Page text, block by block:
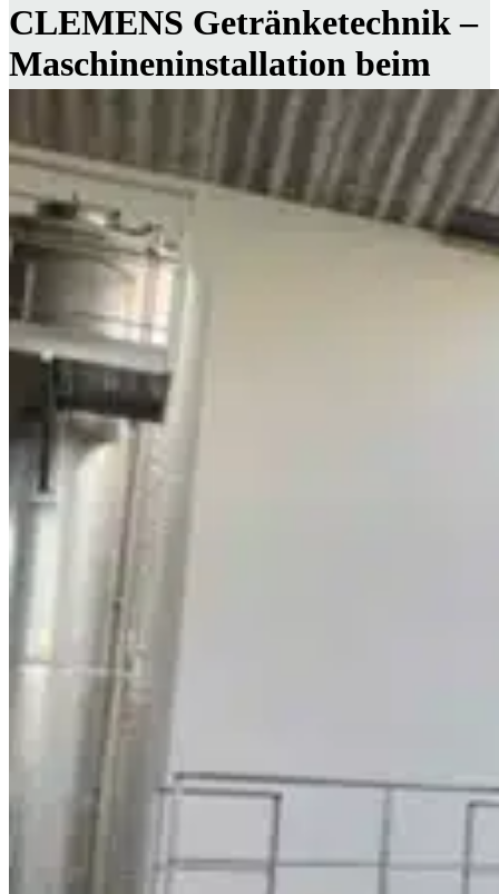
CLEMENS Getränketechnik –
Maschineninstallation beim
Weingut Schloss Rattey